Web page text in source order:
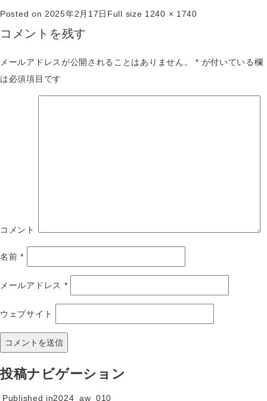
Posted on 2025年2月17日 Full size 1240 × 1740
コメントを残す
メールアドレスが公開されることはありません。 * が付いている欄
は必須項目です
コメント
名前*
メールアドレス *
ウェブサイト
投稿ナビゲーション
Published in2024_aw_010